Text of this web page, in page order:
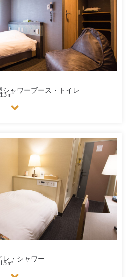
シャワーブース・トイレ
㎡
レ・シャワー
㎡